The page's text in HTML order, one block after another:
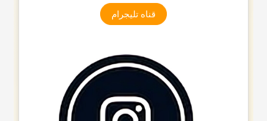
قناه تلیجرام